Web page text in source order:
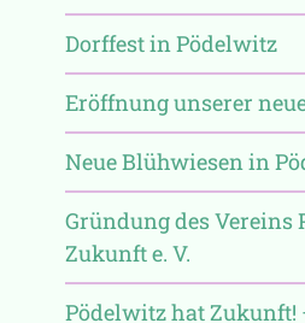
Dorffest in Pödelwitz
Eröffnung unserer
Neue Blühwiesen in
Gründung des Vereins
Zukunft e. V.
Pödelwitz hat Zukunft!